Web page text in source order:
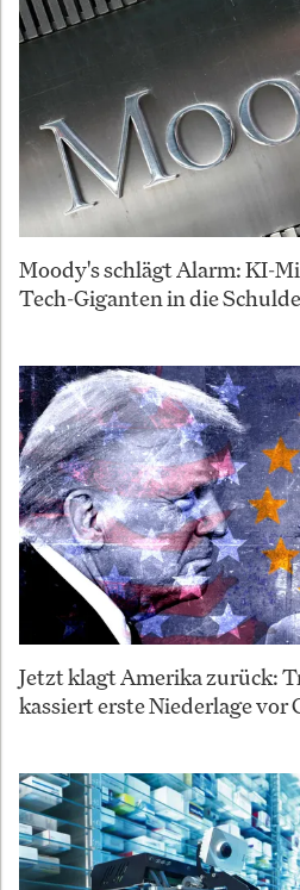
Moody's schlägt Alarm: KI-
Tech-Giganten in die
Jetzt klagt Amerika zurück:
kassiert erste Niederlage vor